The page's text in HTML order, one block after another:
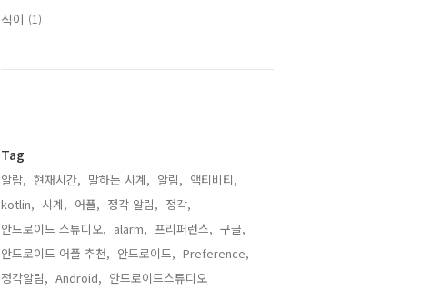
식이 (1)
Tag
알람, 현재시간, 말하는 시계, 알림, 액티비티,
kotlin, 시계, 어플, 정각 알림, 정각,
안드로이드 스튜디오, alarm, 프리퍼런스, 구글,
안드로이드 어플 추천, 안드로이드, Preference,
정각알림, Android, 안드로이드스튜디오,